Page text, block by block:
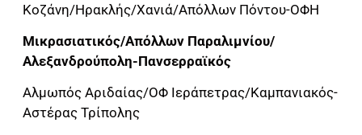
Κοζάνη/Ηρακλής/Χανιά/Απόλλων Πόντου-ΟΦΗ
Μικρασιατικός/Απόλλων Παραλιμνίου/
Αλεξανδρούπολη-Πανσερραϊκός
Αλμωπός Αριδαίας/ΟΦ Ιεράπετρας/Καμπανιακός-
Αστέρας Τρίπολης